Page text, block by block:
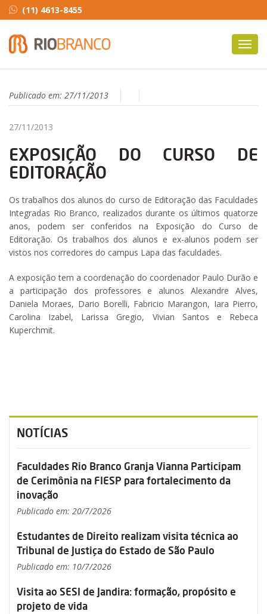
(11) 4613-8455
Publicado em: 27/11/2013
27/11/2013
EXPOSIÇÃO DO CURSO DE
EDITORAÇÃO
Os trabalhos dos alunos do curso de Editoração das Faculdades
Integradas Rio Branco, realizados durante os últimos quatorze
anos, podem ser conferidos na Exposição do Curso de
Editoração. Os trabalhos dos alunos e ex-alunos podem ser
vistos nos corredores do campus Lapa das faculdades.
A exposição tem a coordenação do coordenador Paulo Durão e
a participação dos professores e alunos Alexandre Alves,
Daniela Moraes, Dario Borelli, Fabricio Marangon, Iara Pierro,
Carolina Izabel, Larissa Gregio, Vivian Santos e Rebeca
Kuperchmit.
NOTÍCIAS
Faculdades Rio Branco Granja Vianna Participam
de Cerimônia na FIESP para fortalecimento da
inovação
Publicado em: 20/7/2026
Estudantes de Direito realizam visita técnica ao
Tribunal de Justiça do Estado de São Paulo
Publicado em: 10/7/2026
Visita ao SESI de Jandira: formação, propósito e
projeto de vida